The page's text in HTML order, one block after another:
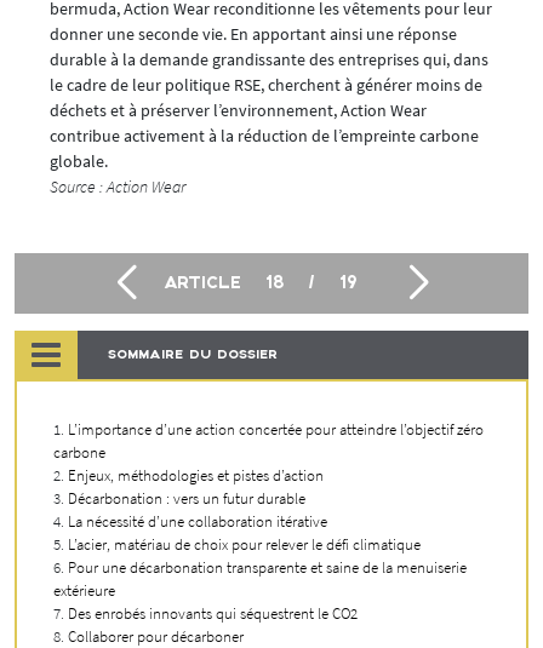
bermuda, Action Wear reconditionne les vêtements pour leur
donner une seconde vie. En apportant ainsi une réponse
durable à la demande grandissante des entreprises qui, dans
le cadre de leur politique RSE, cherchent à générer moins de
déchets et à préserver l’environnement, Action Wear
contribue activement à la réduction de l’empreinte carbone
globale.
Source : Action Wear
ARTICLE 18 / 19
SOMMAIRE DU DOSSIER
L’importance d’une action concertée pour atteindre l’objectif zéro
carbone
Enjeux, méthodologies et pistes d’action
Décarbonation : vers un futur durable
La nécessité d’une collaboration itérative
L’acier, matériau de choix pour relever le défi climatique
Pour une décarbonation transparente et saine de la menuiserie
extérieure
Des enrobés innovants qui séquestrent le CO2
Collaborer pour décarboner